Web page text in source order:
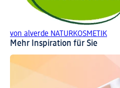
von alverde NATURKOSMETIK
Mehr Inspiration für Sie